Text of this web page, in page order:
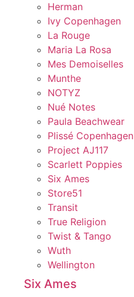
Herman
Ivy Copenhagen
La Rouge
Maria La Rosa
Mes Demoiselles
Munthe
NOTYZ
Nué Notes
Paula Beachwear
Plissé Copenhagen
Project AJ117
Scarlett Poppies
Six Ames
Store51
Transit
True Religion
Twist & Tango
Wuth
Wellington
Six Ames